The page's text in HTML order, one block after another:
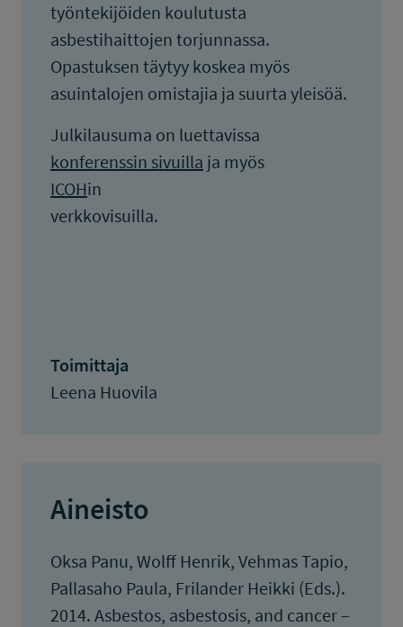
työntekijöiden koulutusta
asbestihaittojen torjunnassa.
Opastuksen täytyy koskea myös
asuintalojen omistajia ja suurta yleisöä.
Julkilausuma on luettavissa
konferenssin sivuilla ja myös
ICOHin
verkkovisuilla.
Toimittaja
Leena Huovila
Aineisto
Oksa Panu, Wolff Henrik, Vehmas Tapio,
Pallasaho Paula, Frilander Heikki (Eds.).
2014. Asbestos, asbestosis, and cancer –